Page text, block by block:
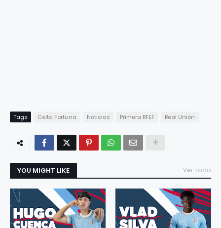
Tags Celta Fortuna Noticias Primera RFEF Real Unión
YOU MIGHT LIKE Ver todo